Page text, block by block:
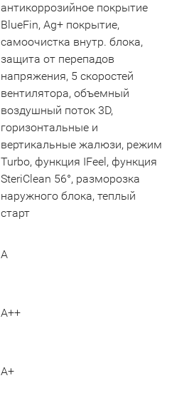
антикоррозийное покрытие
BlueFin, Ag+ покрытие,
самоочистка внутр. блока,
защита от перепадов
напряжения, 5 скоростей
вентилятора, объемный
воздушный поток 3D,
горизонтальные и
вертикальные жалюзи, режим
Turbo, функция IFeel, функция
SteriClean 56°, разморозка
наружного блока, теплый
старт
A
А++
А+